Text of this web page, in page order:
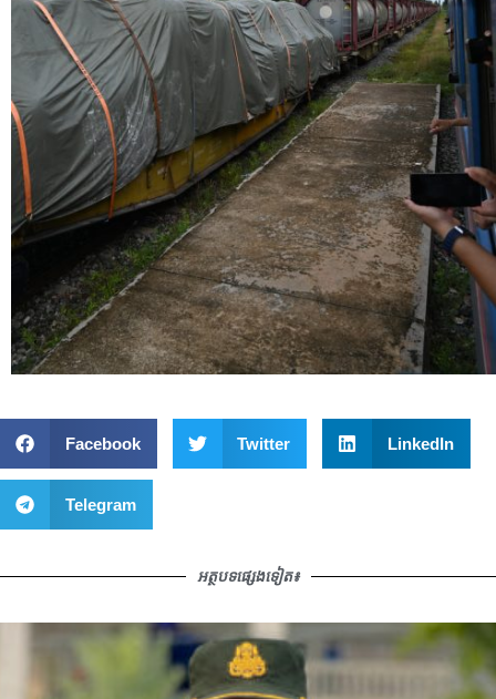
Facebook Twitter LinkedIn
Telegram
អត្ថបទផ្សេងទៀត៖